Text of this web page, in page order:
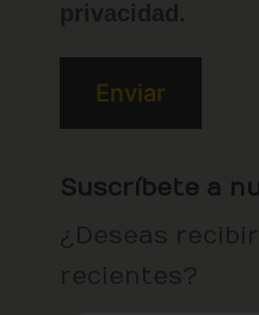
Suscríbete a